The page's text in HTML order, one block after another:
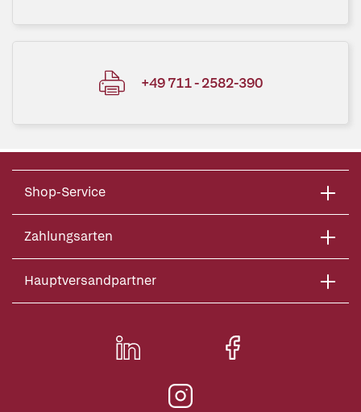
+49 711 - 2582-390
Shop-Service
Zahlungsarten
Hauptversandpartner